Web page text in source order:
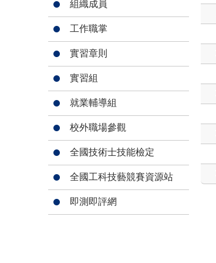
組織成員
工作職掌
實習章則
實習組
就業輔導組
校外職場參觀
全國技術士技能檢定
全國工科技藝競賽資源站
即測即評網